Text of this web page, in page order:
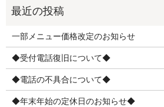
一部メニュー価格改定のお知らせ
◆受付電話復旧について◆
◆電話の不具合について◆
◆年末年始の定休日のお知らせ◆